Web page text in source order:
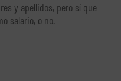
y apellidos, pero sí que
salario, o no.